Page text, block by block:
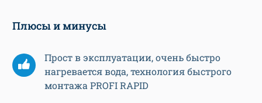
Плюсы и минусы
Прост в эксплуатации, очень быстро
нагревается вода, технология быстрого
монтажа PROFI RAPID